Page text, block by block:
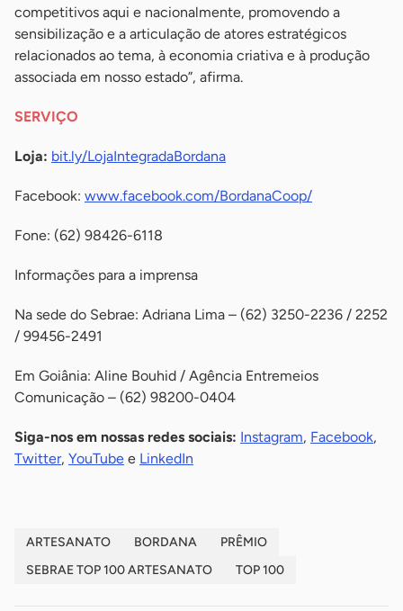
competitivos aqui e nacionalmente, promovendo a
sensibilização e a articulação de atores estratégicos
relacionados ao tema, à economia criativa e à produção
associada em nosso estado”, afirma.
SERVIÇO
Loja: bit.ly/LojaIntegradaBordana
Facebook: www.facebook.com/BordanaCoop/
Fone: (62) 98426-6118
Informações para a imprensa
Na sede do Sebrae: Adriana Lima – (62) 3250-2236 / 2252
/ 99456-2491
Em Goiânia: Aline Bouhid / Agência Entremeios
Comunicação – (62) 98200-0404
Siga-nos em nossas redes sociais: Instagram, Facebook,
Twitter, YouTube e LinkedIn
ARTESANATO BORDANA
PRÊMIO
SEBRAE TOP 100 ARTESANATO
TOP 100